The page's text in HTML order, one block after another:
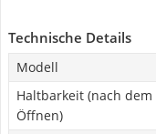
Technische Details
Modell
Haltbarkeit (nach dem
Öffnen)